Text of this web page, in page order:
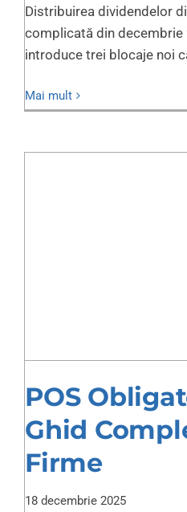
Distribuirea dividendelor
complicată din
introduce trei blocaje noi
Mai mult
POS
Ghid
Firme
18 decembrie 2025